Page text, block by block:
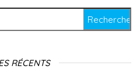
RÉCENTS